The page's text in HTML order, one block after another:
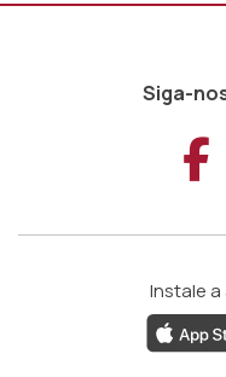
Siga-
Instale